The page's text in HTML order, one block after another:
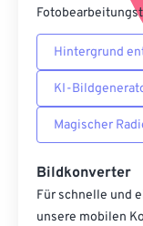
Hintergrund
KI-
Magischer
Bildkonverter
Für schnelle und
unsere mobilen